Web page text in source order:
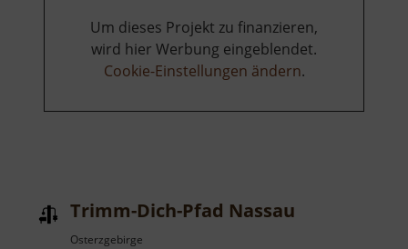
Um dieses Projekt zu finanzieren,
wird hier Werbung eingeblendet.
Cookie-Einstellungen ändern.
Trimm-Dich-Pfad Nassau
Osterzgebirge